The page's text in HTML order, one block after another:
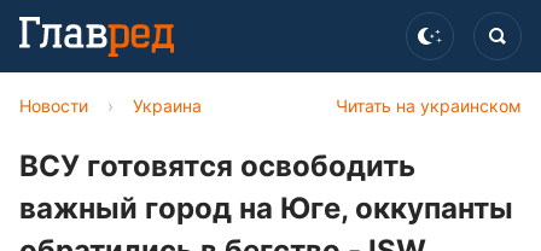
Читать на украинском
Новости › Украина
ВСУ готовятся освободить
важный город на Юге, оккупанты